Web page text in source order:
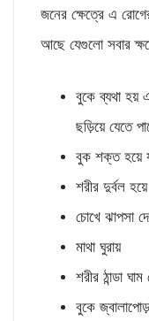
জনের ক্ষেত্রে এ
আছে যেগুলো সবার
বুকে ব্যথা হয়
ছড়িয়ে যেতে
বুক শক্ত হয়ে
শরীর দুর্বল
চোখে ঝাপসা
মাথা ঘুরায়
শরীর ঠান্ডা ঘাম
বুকে